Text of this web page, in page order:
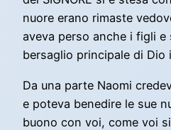
nuore erano rimaste
aveva perso anche i figli
bersaglio principale di Dio
Da una parte Naomi
e poteva benedire le sue
buono con voi, come voi